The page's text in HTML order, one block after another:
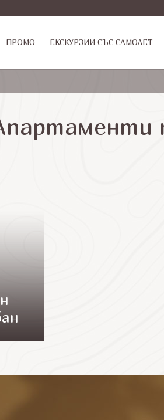
ПРОМО EКСКУРЗИИ СЪС САМОЛЕТ